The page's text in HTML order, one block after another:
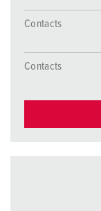
Contacts
Contacts